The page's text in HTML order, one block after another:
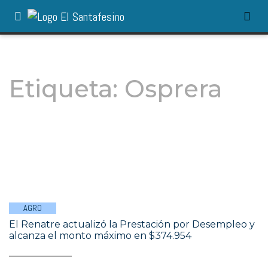
Etiqueta: Osprera
AGRO
El Renatre actualizó la Prestación por Desempleo y
alcanza el monto máximo en $374.954